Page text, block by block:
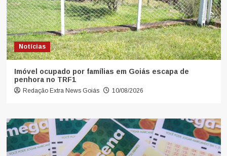
Notícias
Imóvel ocupado por famílias em Goiás escapa de
penhora no TRF1
Redação Extra News Goiás 10/08/2026